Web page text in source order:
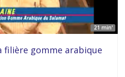
21 min'
gomme arabique